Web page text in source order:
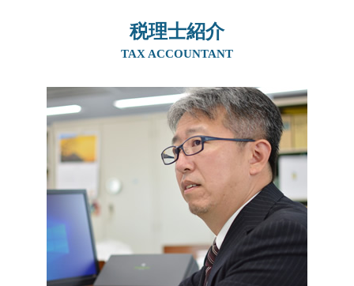
相続税 計算ガイド
相続税 基礎控除 兄弟
生前贈与 土地 売却
生前贈与 住宅購入
生前贈与 非課税 住宅
相続税 現金 ばれない
生前贈与 土地 非課税
生前贈与 孫 やり方
生前贈与 土地 孫
事業承継 親族以外
事業承継 方法
事業承継 マッチング
事業承継 税理士
事業譲渡 会社分割
親族内承継 株主総会
親族内承継 割合
事業承継税制 デメリット
相続 北摂エリア
相続 大阪府
相続 京都府
事業承継 京都府
生前対策 兵庫県
事業承継 阪神間
生前対策 京都府
生前対策 阪神間
生前対策 吹田市
相続 吹田市
相続 阪神間
税理士紹介
TAX ACCOUNTANT